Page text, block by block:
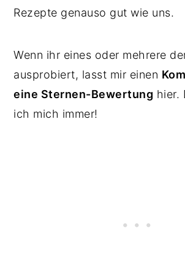
Rezepte genauso gut wie uns.
Wenn ihr eines oder mehrere
ausprobiert, lasst mir einen
eine Sternen-Bewertung hier.
ich mich immer!